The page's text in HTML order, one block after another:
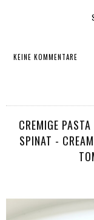
KEINE KOMMENTARE
CREMIGE
SPINAT -